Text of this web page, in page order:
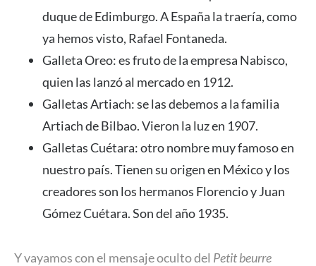
duque de Edimburgo. A España la traería, como
ya hemos visto, Rafael Fontaneda.
Galleta Oreo: es fruto de la empresa Nabisco,
quien las lanzó al mercado en 1912.
Galletas Artiach: se las debemos a la familia
Artiach de Bilbao. Vieron la luz en 1907.
Galletas Cuétara: otro nombre muy famoso en
nuestro país. Tienen su origen en México y los
creadores son los hermanos Florencio y Juan
Gómez Cuétara. Son del año 1935.
Y vayamos con el mensaje oculto del Petit beurre